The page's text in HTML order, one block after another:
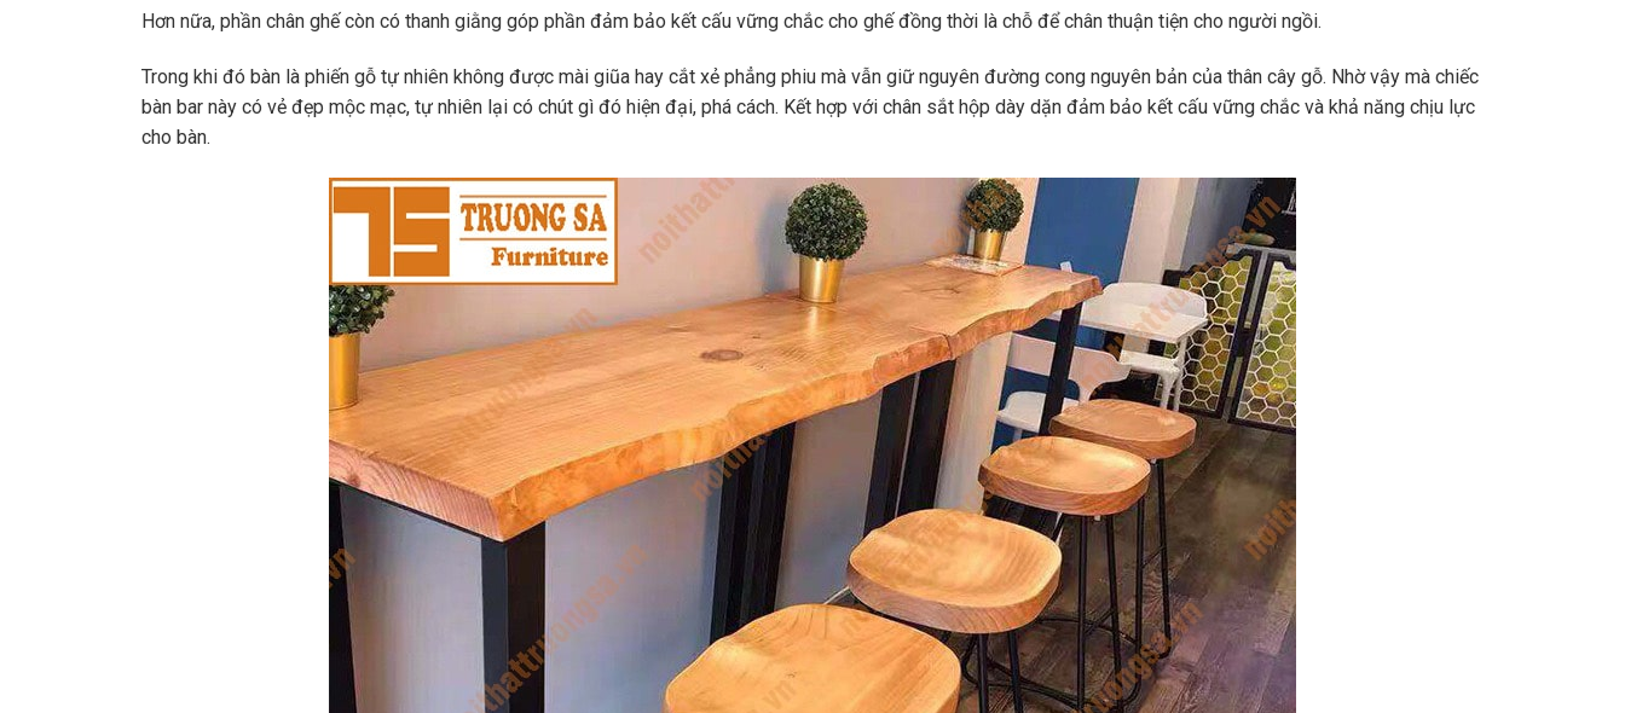
Hơn nữa, phần chân ghế còn có thanh giằng góp phần đảm bảo kết cấu vững chắc cho ghế đồng thời là chỗ để chân thuận tiện cho người ngồi.
Trong khi đó bàn là phiến gỗ tự nhiên không được mài giũa hay cắt xẻ phẳng phiu mà vẫn giữ nguyên đường cong nguyên bản của thân cây gỗ. Nhờ vậy mà chiếc
bàn bar này có vẻ đẹp mộc mạc, tự nhiên lại có chút gì đó hiện đại, phá cách. Kết hợp với chân sắt hộp dày dặn đảm bảo kết cấu vững chắc và khả năng chịu lực
cho bàn.